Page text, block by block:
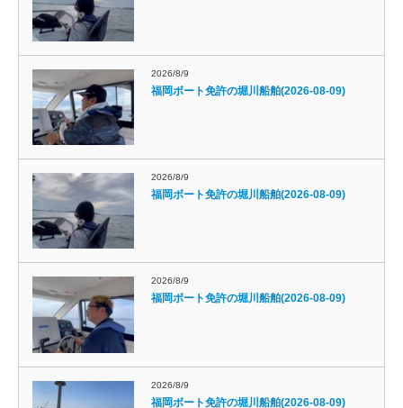
2026/8/9
福岡ボート免許の堀川船舶(2026-08-09)
2026/8/9
福岡ボート免許の堀川船舶(2026-08-09)
2026/8/9
福岡ボート免許の堀川船舶(2026-08-09)
2026/8/9
福岡ボート免許の堀川船舶(2026-08-09)